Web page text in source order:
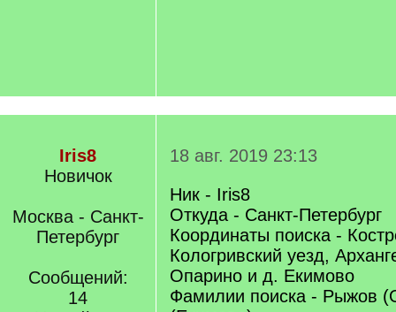
Iris8
Новичок
Москва - Санкт-
Петербург
Сообщений:
14
18 авг. 2019 23:13
Ник - Iris8
Откуда - Санкт-Петербург
Координаты поиска -
Кологривский уезд,
Опарино и д. Екимово
Фамилии поиска - Рыжов